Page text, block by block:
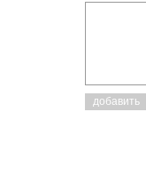
добавить